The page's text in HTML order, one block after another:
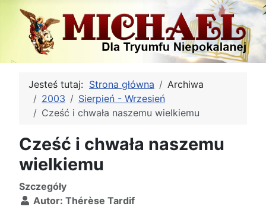
Jesteś tutaj: Strona główna
Archiwa
2003
Sierpień - Wrzesień
Cześć i chwała naszemu wielkiemu
Cześć i chwała naszemu
wielkiemu
Szczegóły
Autor: Thérèse Tardif